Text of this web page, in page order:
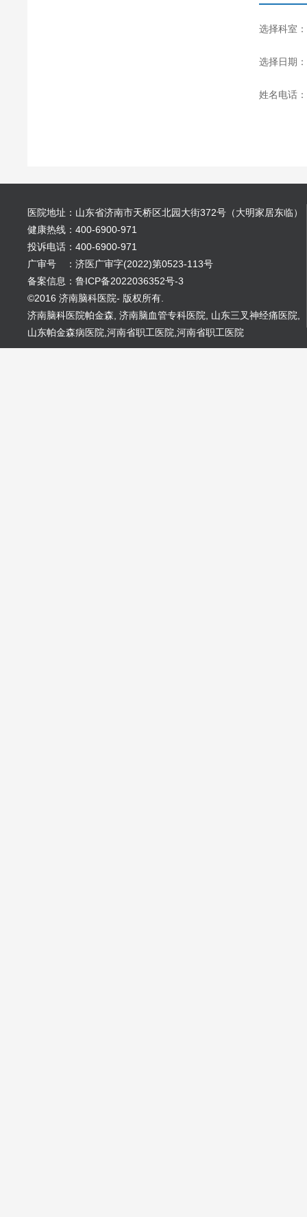
选择科室：
选择日期：
姓名电话：
医院地址：山东省济南市天桥区北园大街372号（大明家居东临）
健康热线：400-6900-971
投诉电话：400-6900-971
广审号 ：济医广审字(2022)第0523-113号
备案信息：鲁ICP备2022036352号-3
©2016 济南脑科医院- 版权所有.
济南脑科医院帕金森 济南脑血管专科医院 山东三叉神经痛医院
山东帕金森病医院 河南省职工医院 河南省职工医院